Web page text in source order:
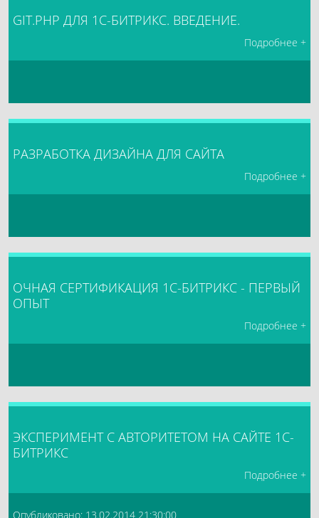
GIT.PHP ДЛЯ 1С-БИТРИКС. ВВЕДЕНИЕ.
Подробнее +
РАЗРАБОТКА ДИЗАЙНА ДЛЯ САЙТА
Подробнее +
ОЧНАЯ СЕРТИФИКАЦИЯ 1С-БИТРИКС - ПЕРВЫЙ
ОПЫТ
Подробнее +
ЭКСПЕРИМЕНТ С АВТОРИТЕТОМ НА САЙТЕ 1С-
БИТРИКС
Подробнее +
Опубликовано: 13.02.2014 21:30:00